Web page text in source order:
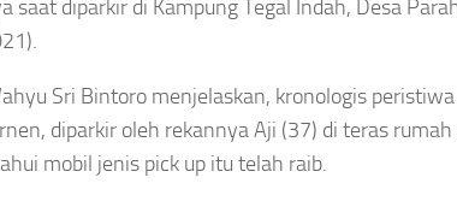
saat diparkir di Kampung Tegal Indah, Desa
Sri Bintoro menjelaskan, kronologis
diparkir oleh rekannya Aji (37) di teras
mobil jenis pick up itu telah raib.